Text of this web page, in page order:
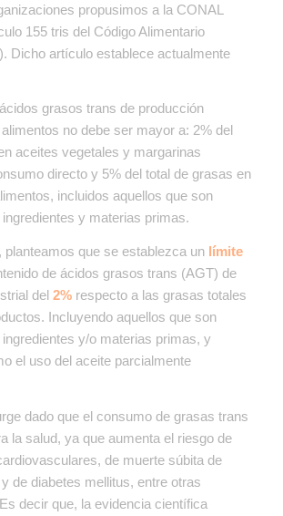
propusimos a la CONAL
155 tris del Código Alimentario
Dicho artículo establece actualmente
grasos trans de producción
no debe ser mayor a: 2% del
aceites vegetales y margarinas
directo y 5% del total de grasas en
incluidos aquellos que son
y materias primas.
planteamos que se establezca un límite
de ácidos grasos trans (AGT) de
del 2% respecto a las grasas totales
Incluyendo aquellos que son
y/o materias primas, y
el uso del aceite parcialmente
dado que el consumo de grasas trans
la salud, ya que aumenta el riesgo de
de muerte súbita de
de diabetes mellitus, entre otras
decir que, la evidencia científica